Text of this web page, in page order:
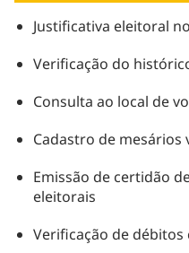
Justificativa eleitoral
Verificação do
Consulta ao local de
Cadastro de mesários
Emissão de certidão
eleitorais
Verificação de débitos